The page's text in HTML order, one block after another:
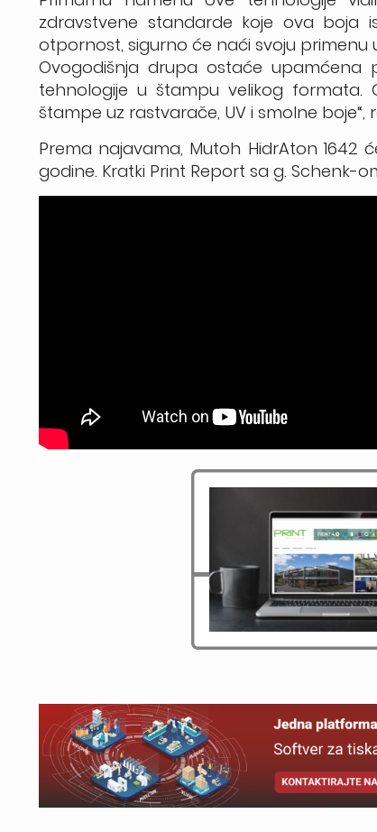
zdravstvene standarde koje ova boja
otpornost, sigurno će naći svoju primenu
Ovogodišnja drupa ostaće upamćena
tehnologije u štampu velikog
štampe uz rastvarače, UV i smolne boje“,
Prema najavama, Mutoh HidrAton
godine. Kratki Print Report sa g. Schenk-